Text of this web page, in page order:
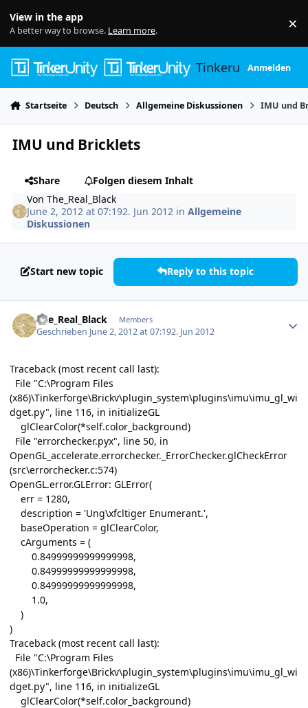
View in the app
A better way to browse. Learn more. ×
TinkerunityAnmelden
Startseite Deutsch Allgemeine Diskussionen IMU und
IMU und Bricklets
Share
Folgen diesem Inhalt
VonThe_Real_Black
June 2, 2012 at 07:192. Jun 2012 inAllgemeine
Diskussionen
Start new topic Reply to this topic
The_Real_Black Members
Geschrieben June 2, 2012 at 07:192. Jun 2012
Traceback (most recent call last):
File "C:\Program Files
(x86)\Tinkerforge\Brickv\plugin_system\plugins\imu\imu_gl_wi
dget.py", line 116, in initializeGL
glClearColor(*self.color_background)
File "errorchecker.pyx", line 50, in
OpenGL_accelerate.errorchecker._ErrorChecker.glCheckError
(src\errorchecker.c:574)
OpenGL.error.GLError: GLError(
err = 1280,
description = 'Ung\xfcltiger Enumerant.',
baseOperation = glClearColor,
cArguments = (
0.84999999999999998,
0.84999999999999998,
0.84999999999999998,
1.0,
)
)
Traceback (most recent call last):
File "C:\Program Files
(x86)\Tinkerforge\Brickv\plugin_system\plugins\imu\imu_gl_wi
dget.py", line 116, in initializeGL
glClearColor(*self.color_background)